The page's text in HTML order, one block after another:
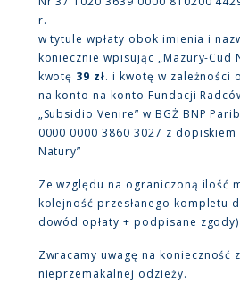
r.
w tytule wpłaty obok imienia i
koniecznie wpisując „Mazury-Cud
kwotę 39 zł. i kwotę w zależności
na konto na konto Fundacji
„Subsidio Venire” w BGŻ BNP
0000 0000 3860 3027 z dopiskiem
Natury”
Ze względu na ograniczoną ilość
kolejność przesłanego kompletu
dowód opłaty + podpisane zgody)
Zwracamy uwagę na konieczność
nieprzemakalnej odzieży.